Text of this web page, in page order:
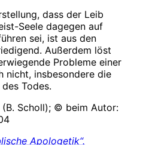
dass der Leib
Seele dagegen auf
sei, ist aus den
Außerdem löst
Probleme einer
nicht, insbesondere die
Todes.
Scholl); © beim Autor:
Apologetik“.